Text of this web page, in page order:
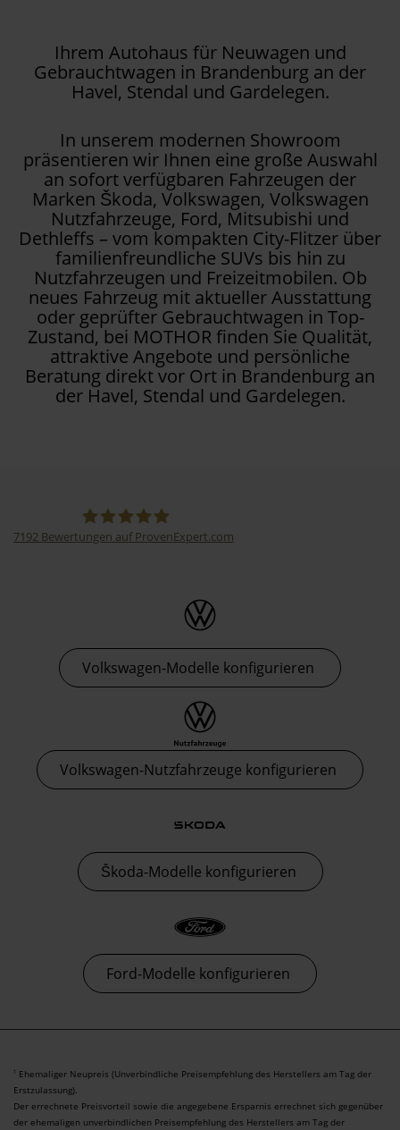
Ihrem Autohaus für Neuwagen und
Gebrauchtwagen in Brandenburg an der
Havel, Stendal und Gardelegen.
In unserem modernen Showroom
präsentieren wir Ihnen eine große Auswahl
an sofort verfügbaren Fahrzeugen der
Marken Škoda, Volkswagen, Volkswagen
Nutzfahrzeuge, Ford, Mitsubishi und
Dethleffs – vom kompakten City-Flitzer über
familienfreundliche SUVs bis hin zu
Nutzfahrzeugen und Freizeitmobilen. Ob
neues Fahrzeug mit aktueller Ausstattung
oder geprüfter Gebrauchtwagen in Top-
Zustand, bei MOTHOR finden Sie Qualität,
attraktive Angebote und persönliche
Beratung direkt vor Ort in Brandenburg an
der Havel, Stendal und Gardelegen.
7192 Bewertungen auf ProvenExpert.com
Volkswagen-Modelle konfigurieren
Volkswagen-Nutzfahrzeuge konfigurieren
Škoda-Modelle konfigurieren
Ford-Modelle konfigurieren
1 Ehemaliger Neupreis (Unverbindliche Preisempfehlung des Herstellers am Tag der
Erstzulassung).
Der errechnete Preisvorteil sowie die angegebene Ersparnis errechnet sich gegenüber
der ehemaligen unverbindlichen Preisempfehlung des Herstellers am Tag der